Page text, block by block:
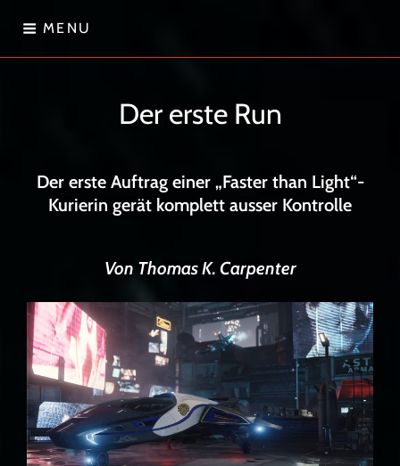
content
MENU
Der erste Run
Der erste Auftrag einer „Faster than Light“-
Kurierin gerät komplett ausser Kontrolle
Von Thomas K. Carpenter